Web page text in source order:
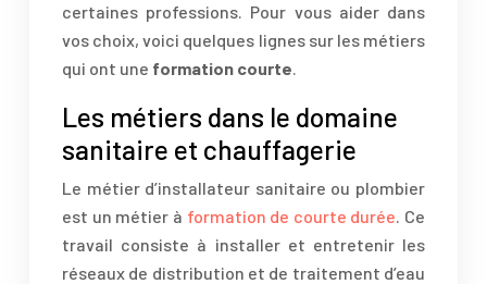
certaines professions. Pour vous aider dans
vos choix, voici quelques lignes sur les métiers
qui ont une formation courte.
Les métiers dans le domaine
sanitaire et chauffagerie
Le métier d’installateur sanitaire ou plombier
est un métier à formation de courte durée. Ce
travail consiste à installer et entretenir les
réseaux de distribution et de traitement d’eau